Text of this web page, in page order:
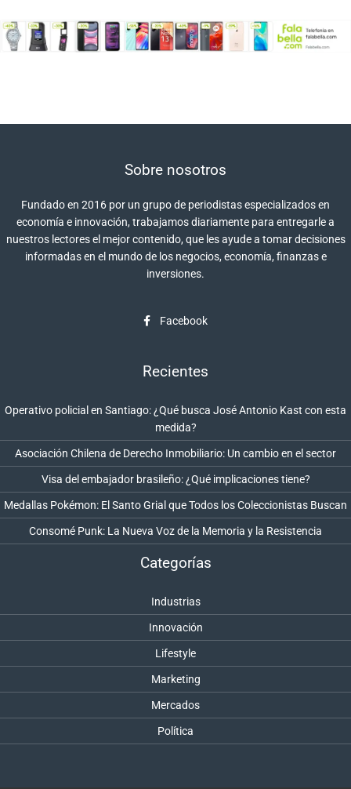
Sobre nosotros
Fundado en 2016 por un grupo de periodistas especializados en
economía e innovación, trabajamos diariamente para entregarle a
nuestros lectores el mejor contenido, que les ayude a tomar decisiones
informadas en el mundo de los negocios, economía, finanzas e
inversiones.
Facebook
Recientes
Operativo policial en Santiago: ¿Qué busca José Antonio Kast con esta
medida?
Asociación Chilena de Derecho Inmobiliario: Un cambio en el sector
Visa del embajador brasileño: ¿Qué implicaciones tiene?
Medallas Pokémon: El Santo Grial que Todos los Coleccionistas Buscan
Consomé Punk: La Nueva Voz de la Memoria y la Resistencia
Categorías
Industrias
Innovación
Lifestyle
Marketing
Mercados
Política